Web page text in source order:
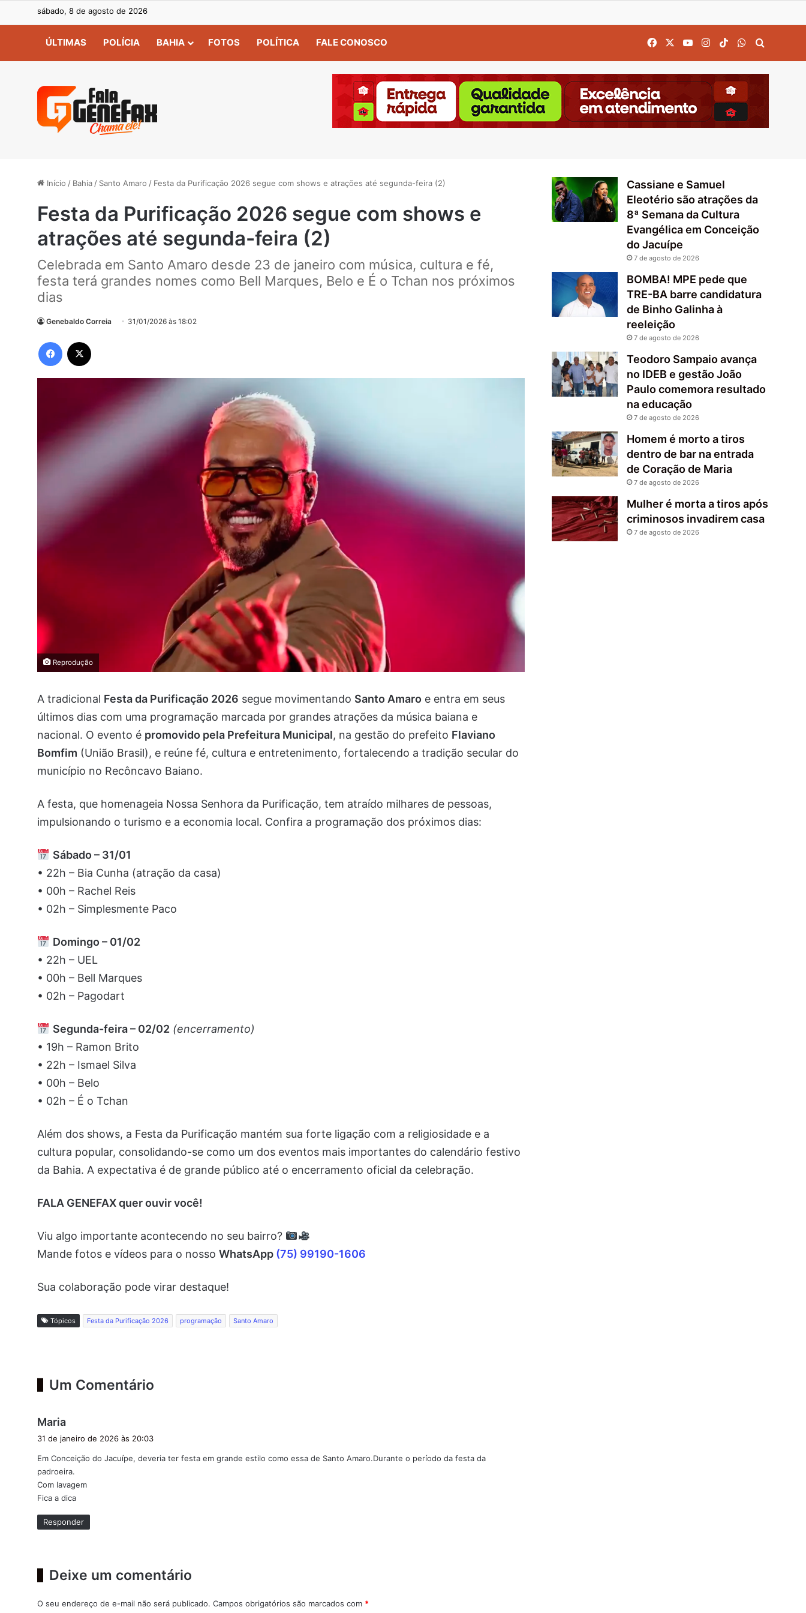
sábado, 8 de agosto de 2026
ÚLTIMAS POLÍCIA BAHIA FOTOS POLÍTICA FALE CONOSCO FacebookYouTubeInstagram
TikTokWhatsApp
Início / Bahia / Santo Amaro / Festa da Purificação 2026 segue com shows e atrações até segunda-feira (2)
Festa da Purificação 2026 segue com shows e
atrações até segunda-feira (2)
Celebrada em Santo Amaro desde 23 de janeiro com música, cultura e fé,
festa terá grandes nomes como Bell Marques, Belo e É o Tchan nos próximos
dias
Genebaldo Correia 31/01/2026 às 18:02
Facebook
Reprodução
A tradicional Festa da Purificação 2026 segue movimentando Santo Amaro e entra em seus
últimos dias com uma programação marcada por grandes atrações da música baiana e
nacional. O evento é promovido pela Prefeitura Municipal, na gestão do prefeito Flaviano
Bomfim (União Brasil), e reúne fé, cultura e entretenimento, fortalecendo a tradição secular do
município no Recôncavo Baiano.
A festa, que homenageia Nossa Senhora da Purificação, tem atraído milhares de pessoas,
impulsionando o turismo e a economia local. Confira a programação dos próximos dias:
Sábado – 31/01
• 22h – Bia Cunha (atração da casa)
• 00h – Rachel Reis
• 02h – Simplesmente Paco
Domingo – 01/02
• 22h – UEL
• 00h – Bell Marques
• 02h – Pagodart
Segunda-feira – 02/02 (encerramento)
• 19h – Ramon Brito
• 22h – Ismael Silva
• 00h – Belo
• 02h – É o Tchan
Além dos shows, a Festa da Purificação mantém sua forte ligação com a religiosidade e a
cultura popular, consolidando-se como um dos eventos mais importantes do calendário festivo
da Bahia. A expectativa é de grande público até o encerramento oficial da celebração.
FALA GENEFAX quer ouvir você!
Viu algo importante acontecendo no seu bairro?
Mande fotos e vídeos para o nosso WhatsApp (75) 99190-1606
Sua colaboração pode virar destaque!
Tópicos Festa da Purificação 2026 programação Santo Amaro
Um Comentário
Maria
s
e
:
31 de janeiro de 2026 às 20:03
Em Conceição do Jacuípe, deveria ter festa em grande estilo como essa de Santo Amaro.Durante o período da festa da
padroeira.
Com lavagem
Fica a dica
Responder
Deixe um comentário
O seu endereço de e-mail não será publicado. Campos obrigatórios são marcados com *
Cassiane e Samuel
Eleotério são atrações da
8ª Semana da Cultura
Evangélica em Conceição
do Jacuípe
7 de agosto de 2026
BOMBA! MPE pede que
TRE-BA barre candidatura
de Binho Galinha à
reeleição
7 de agosto de 2026
Teodoro Sampaio avança
no IDEB e gestão João
Paulo comemora resultado
na educação
7 de agosto de 2026
Homem é morto a tiros
dentro de bar na entrada
de Coração de Maria
7 de agosto de 2026
Mulher é morta a tiros após
criminosos invadirem casa
7 de agosto de 2026